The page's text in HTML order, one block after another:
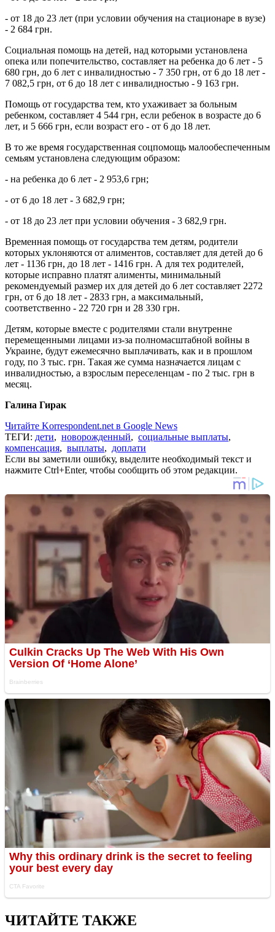
- от 18 до 23 лет (при условии обучения на стационаре в вузе)
- 2 684 грн.
Социальная помощь на детей, над которыми установлена
опека или попечительство, составляет на ребенка до 6 лет - 5
680 грн, до 6 лет с инвалидностью - 7 350 грн, от 6 до 18 лет -
7 082,5 грн, от 6 до 18 лет с инвалидностью - 9 163 грн.
Помощь от государства тем, кто ухаживает за больным
ребенком, составляет 4 544 грн, если ребенок в возрасте до 6
лет, и 5 666 грн, если возраст его - от 6 до 18 лет.
В то же время государственная соцпомощь малообеспеченным
семьям установлена следующим образом:
- на ребенка до 6 лет - 2 953,6 грн;
- от 6 до 18 лет - 3 682,9 грн;
- от 18 до 23 лет при условии обучения - 3 682,9 грн.
Временная помощь от государства тем детям, родители
которых уклоняются от алиментов, составляет для детей до 6
лет - 1136 грн, до 18 лет - 1416 грн. А для тех родителей,
которые исправно платят алименты, минимальный
рекомендуемый размер их для детей до 6 лет составляет 2272
грн, от 6 до 18 лет - 2833 грн, а максимальный,
соответственно - 22 720 грн и 28 330 грн.
Детям, которые вместе с родителями стали внутренне
перемещенными лицами из-за полномасштабной войны в
Украине, будут ежемесячно выплачивать, как и в прошлом
году, по 3 тыс. грн. Такая же сумма назначается лицам с
инвалидностью, а взрослым переселенцам - по 2 тыс. грн в
месяц.
Галина Гирак
Читайте Korrespondent.net в Google News
ТЕГИ: дети, новорожденный, социальные выплаты,
компенсация, выплаты, доплати
Если вы заметили ошибку, выделите необходимый текст и
нажмите Ctrl+Enter, чтобы сообщить об этом редакции.
ЧИТАЙТЕ ТАКЖЕ